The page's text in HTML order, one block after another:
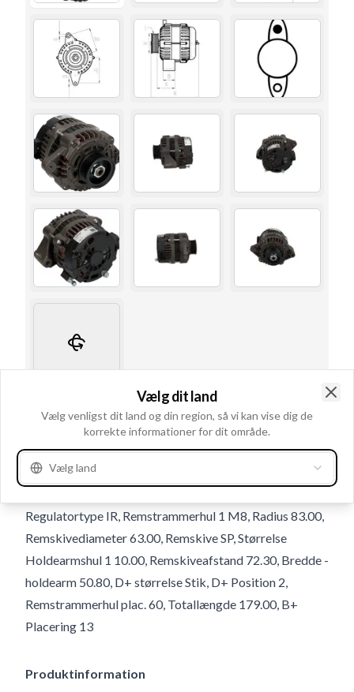
Brugsnummer 116163
Volt 14, Amp. 95, Kontrol diyotlari PL122, Radius 2
Regulatortype IR, Remstrammerhul 1 M8, Radius 83.00,
Remskivediameter 63.00, Remskive SP, Størrelse
Holdearmshul 1 10.00, Remskiveafstand 72.30, Bredde -
holdearm 50.80, D+ størrelse Stik, D+ Position 2,
Remstrammerhul plac. 60, Totallængde 179.00, B+
Placering 13
Produktinformation
Vælg dit land
Vælg venligst dit land og din region, så vi kan vise dig de
korrekte informationer for dit område.
Vælg land